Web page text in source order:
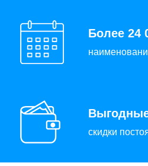
Более 24
скидки